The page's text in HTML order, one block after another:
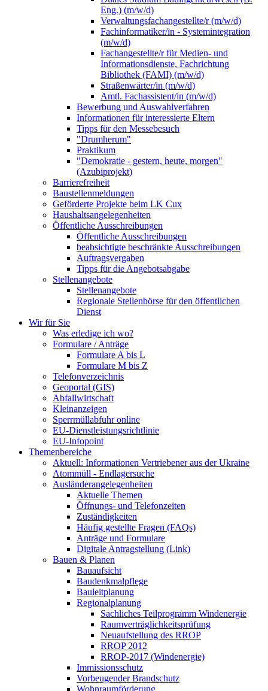
Eng.) (m/w/d)
Verwaltungsfachangestellte/r (m/w/d)
Fachinformatiker/in - Systemintegration
(m/w/d)
Fachangestellte/r für Medien- und
Informationsdienste, Fachrichtung
Bibliothek (FAMI) (m/w/d)
Straßenwärter/in (m/w/d)
Amtl. Fachassistent/in (m/w/d)
Bewerbung und Auswahlverfahren
Informationen für interessierte Eltern
Tipps für den Messebesuch
"Drumherum"
Praktikum
"Demokratie - gestern, heute, morgen"
(Azubiprojekt)
Barrierefreiheit
Baustellenmeldungen
Geförderte Projekte beim LK Cux
Haushaltsangelegenheiten
Öffentliche Ausschreibungen
Öffentliche Ausschreibungen
beabsichtigte beschränkte Ausschreibungen
Auftragsvergaben
Tipps für die Angebotsabgabe
Stellenangebote
Stellenangebote
Regionale Stellenbörse für den öffentlichen
Dienst
Wir für Sie
Was erledige ich wo?
Formulare / Anträge
Formulare A bis L
Formulare M bis Z
Telefonverzeichnis
Geoportal (GIS)
Abfallwirtschaft
Kleinanzeigen
Sperrmüllabfuhr online
EU-Dienstleistungsrichtlinie
EU-Infopoint
Themenbereiche
Aktuell: Informationen Vertriebener aus der Ukraine
Atommüll - Endlagersuche
Ausländerangelegenheiten
Aktuelle Themen
Öffnungs- und Telefonzeiten
Zuständigkeiten
Häufig gestellte Fragen (FAQs)
Anträge und Formulare
Digitale Antragstellung (Link)
Bauen & Planen
Bauaufsicht
Baudenkmalpflege
Bauleitplanung
Regionalplanung
Sachliches Teilprogramm Windenergie
Raumverträglichkeitsprüfung
Neuaufstellung des RROP
RROP 2012
RROP-2017 (Windenergie)
Immissionsschutz
Vorbeugender Brandschutz
Wohnraumförderung